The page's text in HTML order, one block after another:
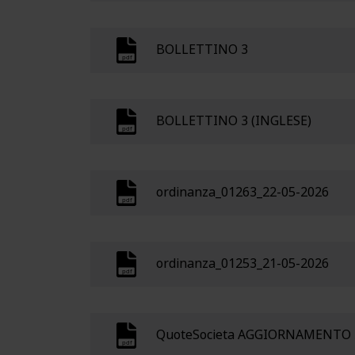
BOLLETTINO 3
BOLLETTINO 3 (INGLESE)
ordinanza_01263_22-05-2026
ordinanza_01253_21-05-2026
QuoteSocieta AGGIORNAMENTO